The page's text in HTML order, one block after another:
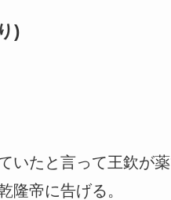
)
いたと言って王欽が
隆帝に告げる。